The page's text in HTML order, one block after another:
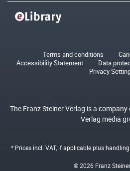
Terms and conditions
Accessibility Statement
Data
Privacy
The Franz Steiner Verlag is a
Verlag media
* Prices incl. VAT, if applicable plus
© 2026 Franz